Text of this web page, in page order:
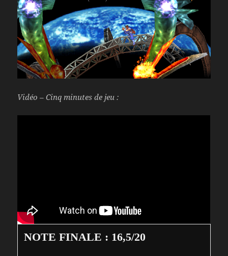
Vidéo – Cinq minutes de jeu :
NOTE FINALE : 16,5/20